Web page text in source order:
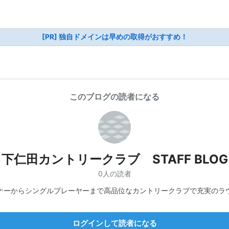
[PR] 独自ドメインは早めの取得がおすすめ！
このブログの読者になる
下仁田カントリークラブ STAFF BLOG
0人の読者
ーからシングルプレーヤーまで高品位なカントリークラブで充実のラ
ログインして読者になる